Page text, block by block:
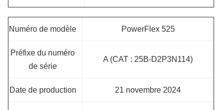
Numéro de modèle PowerFlex 525
Préfixe du numéro
de série
A (CAT : 25B-D2P3N114)
Date de production 21 novembre 2024